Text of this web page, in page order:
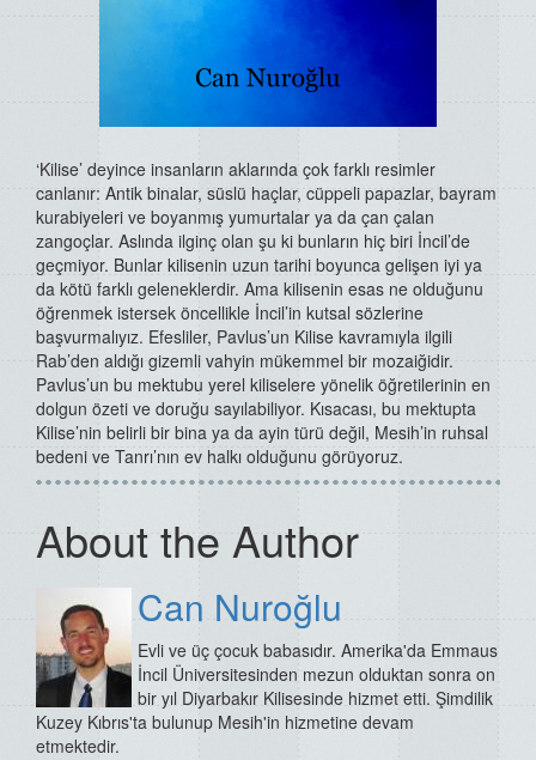
‘Kilise’ deyince insanların aklarında çok farklı resimler
canlanır: Antik binalar, süslü haçlar, cüppeli papazlar, bayram
kurabiyeleri ve boyanmış yumurtalar ya da çan çalan
zangoçlar. Aslında ilginç olan şu ki bunların hiç biri İncil’de
geçmiyor. Bunlar kilisenin uzun tarihi boyunca gelişen iyi ya
da kötü farklı geleneklerdir. Ama kilisenin esas ne olduğunu
öğrenmek istersek öncellikle İncil’in kutsal sözlerine
başvurmalıyız. Efesliler, Pavlus’un Kilise kavramıyla ilgili
Rab’den aldığı gizemli vahyin mükemmel bir mozaiğidir.
Pavlus’un bu mektubu yerel kiliselere yönelik öğretilerinin en
dolgun özeti ve doruğu sayılabiliyor. Kısacası, bu mektupta
Kilise’nin belirli bir bina ya da ayin türü değil, Mesih’in ruhsal
bedeni ve Tanrı’nın ev halkı olduğunu görüyoruz.
About the Author
Can Nuroğlu
Evli ve üç çocuk babasıdır. Amerika'da Emmaus
İncil Üniversitesinden mezun olduktan sonra on
bir yıl Diyarbakır Kilisesinde hizmet etti. Şimdilik
Kuzey Kıbrıs'ta bulunup Mesih'in hizmetine devam
etmektedir.